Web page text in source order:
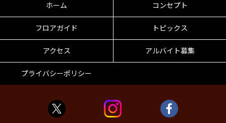
ホーム コンセプト
フロアガイド トピックス
アクセス アルバイト募集
プライバシーポリシー